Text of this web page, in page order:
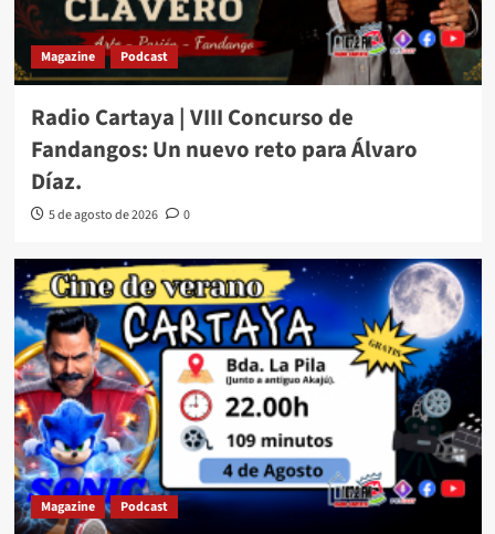
Magazine Podcast
Radio Cartaya | VIII Concurso de
Fandangos: Un nuevo reto para Álvaro
Díaz.
5 de agosto de 2026 0
Magazine Podcast